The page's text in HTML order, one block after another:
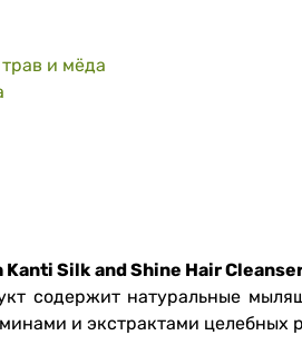
и мёда
Silk and Shine Hair
содержит натуральные
и экстрактами